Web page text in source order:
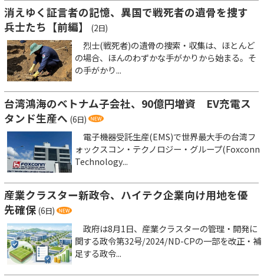
消えゆく証言者の記憶、異国で戦死者の遺骨を捜す
兵士たち【前編】
(2日)
烈士(戦死者)の遺骨の捜索・収集は、ほとんど
の場合、ほんのわずかな手がかりから始まる。そ
の手がかり...
台湾鴻海のベトナム子会社、90億円増資 EV充電ス
タンド生産へ (6日)
電子機器受託生産(EMS)で世界最大手の台湾フ
ォックスコン・テクノロジー・グループ(Foxconn
Technology...
産業クラスター新政令、ハイテク企業向け用地を優
先確保 (6日)
政府は8月1日、産業クラスターの管理・開発に
関する政令第32号/2024/ND-CPの一部を改正・補
足する政令...